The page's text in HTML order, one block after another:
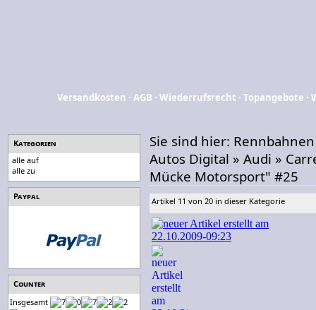
Versandkosten ·AGB ·Wiederrufsrecht ·Topangebote ·
Kategorien
alle auf
alle zu
Paypal
Counter
Insgesamt
Sie sind hier: Rennbahnen
Autos Digital » Audi »
Mücke Motorsport" #25
Artikel 11 von 20 in dieser Kategorie